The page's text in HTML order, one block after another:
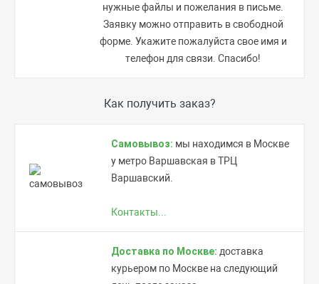
нужные файлы и пожелания в письме.
Заявку можно отправить в свободной
форме. Укажите пожалуйста свое имя и
телефон для связи. Спасибо!
Как получить заказ?
Самовывоз: мы находимся в Москве
у метро Варшавская в ТРЦ
Варшавский.
Контакты...
Доставка по Москве: доставка
курьером по Москве на следующий